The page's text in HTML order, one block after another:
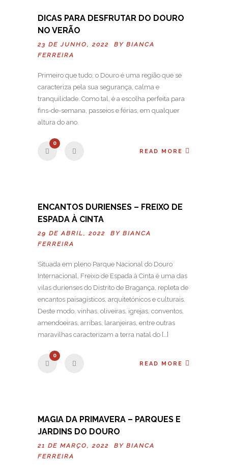
DICAS PARA DESFRUTAR DO DOURO
NO VERÃO
23 DE JUNHO, 2022 BY BIANCA
FERREIRA
Primeiro que tudo, o Douro é uma região que se
caracteriza pela sua segurança, calma e
tranquilidade. Como tal, é a escolha perfeita para
fins-de-semana, passeios e férias, em qualquer
altura do ano.
0
READ MORE
ENCANTOS DURIENSES – FREIXO DE
ESPADA À CINTA
29 DE ABRIL, 2022 BY BIANCA
FERREIRA
Situada em pleno Parque Nacional do Douro
Internacional, Freixo de Espada à Cinta é uma das
vilas durienses do Distrito de Bragança, repleta de
encantos paisagísticos, arquitetónicos e culturais.
Deste modo, vinhas, oliveiras, igrejas, conventos,
amendoeiras, arribas, laranjeiras, entre outras
maravilhas caracterizam a terra natal do […]
0
READ MORE
MAGIA DA PRIMAVERA – PARQUES E
JARDINS DO DOURO
21 DE MARÇO, 2022 BY BIANCA
FERREIRA